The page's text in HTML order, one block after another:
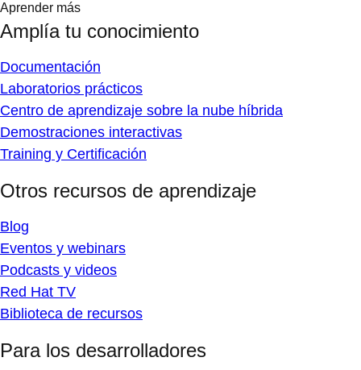
Aprender más
Amplía tu conocimiento
Documentación
Laboratorios prácticos
Centro de aprendizaje sobre la nube híbrida
Demostraciones interactivas
Training y Certificación
Otros recursos de aprendizaje
Blog
Eventos y webinars
Podcasts y videos
Red Hat TV
Biblioteca de recursos
Para los desarrolladores